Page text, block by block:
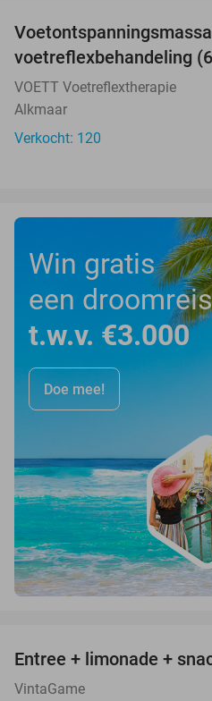
OUT
voetreflexbehandeling
VOETT Voetreflextherapie
Alkmaar
Verkocht: 120
Win gratis
een droomreis
t.w.v. €3.000
Doe mee!
Entree + limonade +
VintaGame